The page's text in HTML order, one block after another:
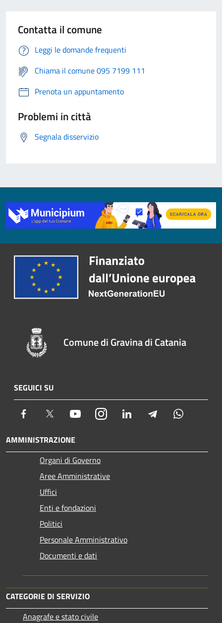
Contatta il comune
Leggi le domande frequenti
Chiama il comune 095 7199 111
Prenota un appuntamento
Problemi in città
Segnala disservizio
Comune di Gravina di Catania
SEGUICI SU
Facebook Twitter YoutubeInstagram LinkedIn Telegram
AMMINISTRAZIONE
Organi di Governo
Aree Amministrative
Uffici
Enti e fondazioni
Politici
Personale Amministrativo
Documenti e dati
CATEGORIE DI SERVIZIO
Anagrafe e stato civile